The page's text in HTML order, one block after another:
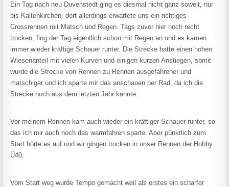
Ein Tag nach neu Duvenstedt ging es diesmal nicht ganz soweit, nur
bis Kaltenkirchen, dort allerdings erwartete uns ein richtiges
Crossrennen mit Matsch und Regen. Tags zuvor hier noch recht
trocken, fing der Tag eigentlich schon mit Regen an und es kamen
immer wieder kräftige Schauer runter. Die Strecke hatte einen hohen
Wiesenanteil mit vielen Kurven und einigen kurzen Anstiegen, somit
wurde die Strecke von Rennen zu Rennen ausgefahrener und
matschiger und ich sparte mir das anschauen per Rad, da ich die
Strecke noch aus dem letzten Jahr kannte.
Vor meinem Rennen kam auch wieder ein kräftiger Schauer runter, so
das ich mir auch noch das warmfahren sparte. Aber pünktlich zum
Start hörte es auf und wir gingen trocken in unser Rennen der Hobby
Ü40.
Vom Start weg wurde Tempo gemacht weil als erstes ein scharfer